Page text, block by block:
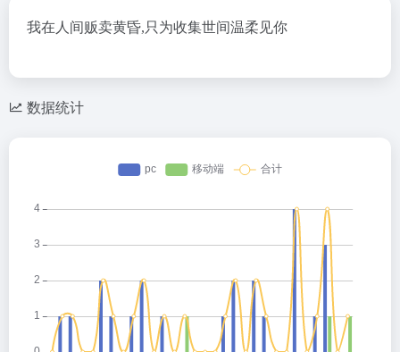
我在人间贩卖黄昏,只为收集世间温柔见你
数据统计